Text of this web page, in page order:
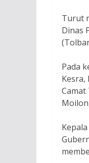
Turut
Dinas
Pada
Kesra,
Camat